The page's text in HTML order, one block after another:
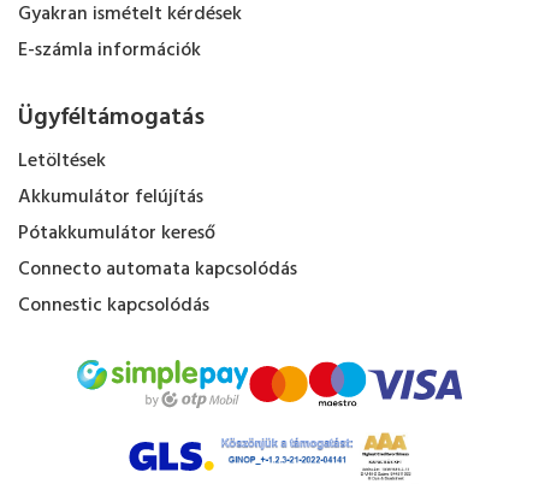
Gyakran ismételt kérdések
E-számla információk
Ügyféltámogatás
Letöltések
Akkumulátor felújítás
Pótakkumulátor kereső
Connecto automata kapcsolódás
Connestic kapcsolódás